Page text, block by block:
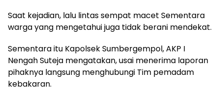
Saat kejadian, lalu lintas sempat macet Sementara
warga yang mengetahui juga tidak berani mendekat.
Sementara itu Kapolsek Sumbergempol, AKP I
Nengah Suteja mengatakan, usai menerima laporan
pihaknya langsung menghubungi Tim pemadam
kebakaran.